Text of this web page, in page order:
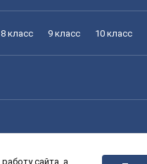
8 класс 9 класс 10 класс
сайта, а